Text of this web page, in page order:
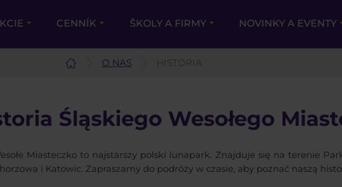
CENNÍK ŠKOLY A FIRMY NOVINKY A EVENTY
O NAS HISTORIA
Śląskiego Wesołego
Miasteczko to najstarszy polski lunapark. Znajduje się na terenie
i Katowic. Zapraszamy do podróży w czasie, aby poznać naszą